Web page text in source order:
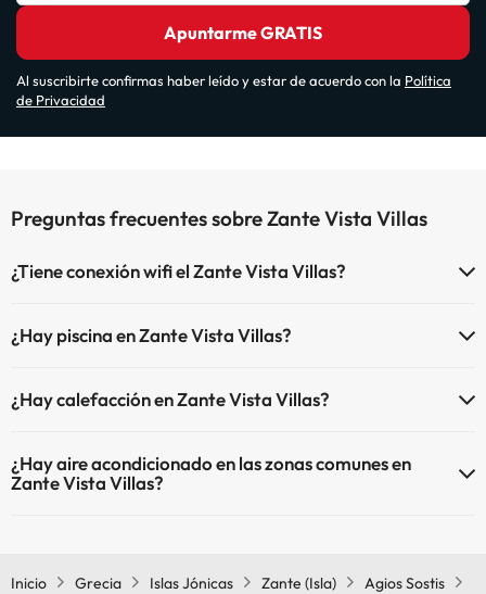
Apuntarme GRATIS
Al suscribirte confirmas haber leído y estar de acuerdo con la Política
de Privacidad
Preguntas frecuentes sobre Zante Vista Villas
¿Tiene conexión wifi el Zante Vista Villas?
¿Hay piscina en Zante Vista Villas?
Aquí tienes más info sobre la piscina y otras instalaciones.
¿Hay calefacción en Zante Vista Villas?
¿Hay aire acondicionado en las zonas comunes en
Zante Vista Villas?
Inicio Grecia Islas Jónicas Zante (Isla)
Agios Sostis